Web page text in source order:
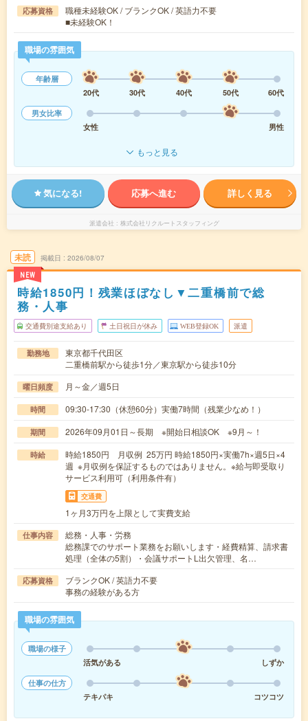
応募資格
職種未経験OK / ブランクOK / 英語力不要
■未経験OK！
職場の雰囲気
年齢層
20代
30代 40代 50代
60代
男女比率
女性
男性
もっと見る
気になる! 応募へ進む 詳しく見る
派遣会社 株式会社リクルートスタッフィング
未読
NEW
掲載日 2026/08/07
時給1850円！残業ほぼなし▼二重橋前で総
務・人事
交通費別途支給あり 土日祝日が休み WEB登録OK 派遣
勤務地
東京都千代田区
二重橋前駅から徒歩1分／東京駅から徒歩10分
曜日頻度 月～金／週5日
時間 09:30-17:30（休憩60分）実働7時間（残業少なめ！）
期間 2026年09月01日～長期 ※開始日相談OK ※9月～！
時給
時給1850円 月収例 25万円 時給1850円×実働7h×週5日×4
週 ※月収例を保証するものではありません。※給与即受取り
サービス利用可（利用条件有）
交通費
1ヶ月3万円を上限として実費支給
仕事内容
総務・人事・労務
総務課でのサポート業務をお願いします・経費精算、請求書
処理（全体の5割）・会議サポートL出欠管理、名…
応募資格
ブランクOK / 英語力不要
事務の経験がある方
職場の雰囲気
職場の様子
活気がある
しずか
仕事の仕方
テキパキ
コツコツ